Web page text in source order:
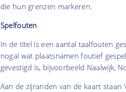
die hun grenzen markeren.
Spelfouten
In de titel is een aantal taalfouten
nogal wat plaatsnamen foutief
gevestigd is, bijvoorbeeld Naalwijk,
Aan de zijranden van de kaart staan